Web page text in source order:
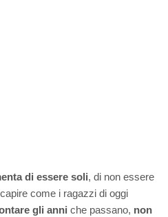
di essere soli, di non essere
come i ragazzi di oggi
gli anni che passano, non